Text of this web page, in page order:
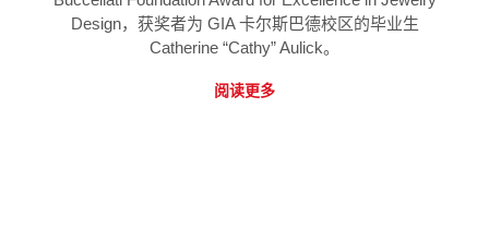
Design，获奖者为 GIA 卡尔斯巴德校区的毕业生
Catherine “Cathy” Aulick。
阅读更多